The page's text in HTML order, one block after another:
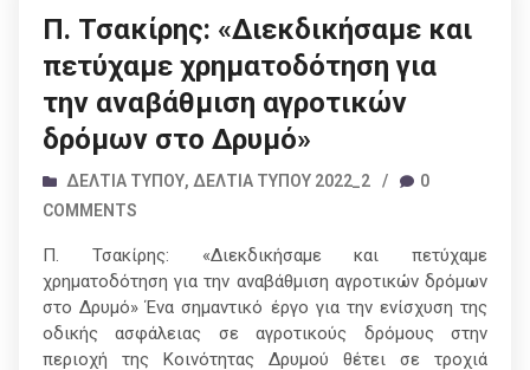
Π. Τσακίρης: «Διεκδικήσαμε και
πετύχαμε χρηματοδότηση για
την αναβάθμιση αγροτικών
δρόμων στο Δρυμό»
ΔΕΛΤΊΑ ΤΎΠΟΥ, ΔΕΛΤΊΑ ΤΎΠΟΥ 2022_2 /
0
COMMENTS
Π. Τσακίρης: «Διεκδικήσαμε και πετύχαμε
χρηματοδότηση για την αναβάθμιση αγροτικών δρόμων
στο Δρυμό» Ένα σημαντικό έργο για την ενίσχυση της
οδικής ασφάλειας σε αγροτικούς δρόμους στην
περιοχή της Κοινότητας Δρυμού θέτει σε τροχιά